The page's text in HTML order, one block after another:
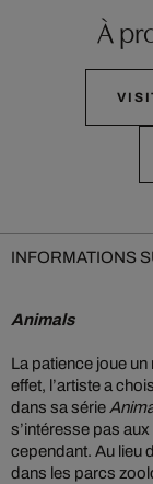
À
INFORMATIONS
Animals
La patience joue
effet, l’artiste a
dans sa série
s’intéresse pas
cependant. Au lieu
dans les parcs